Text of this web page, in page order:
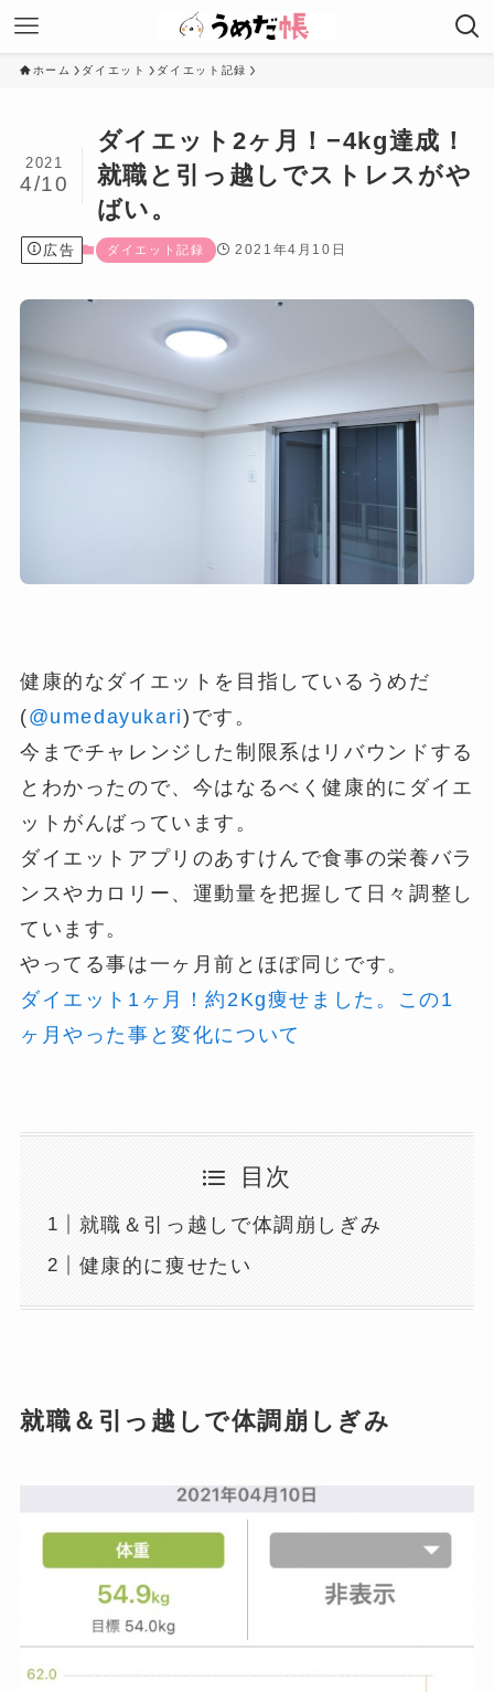
ホーム ダイエット ダイエット記録
ダイエット2ヶ月！−4kg達成！
就職と引っ越しでストレスがや
ばい。
2021
4/10
広告 ダイエット記録 2021年4月10日
健康的なダイエットを目指しているうめだ
(@umedayukari)です。
今までチャレンジした制限系はリバウンドする
とわかったので、今はなるべく健康的にダイエ
ットがんばっています。
ダイエットアプリのあすけんで食事の栄養バラ
ンスやカロリー、運動量を把握して日々調整し
ています。
やってる事は一ヶ月前とほぼ同じです。
ダイエット1ヶ月！約2Kg痩せました。この1
ヶ月やった事と変化について
目次
就職＆引っ越しで体調崩しぎみ
健康的に痩せたい
就職＆引っ越しで体調崩しぎみ